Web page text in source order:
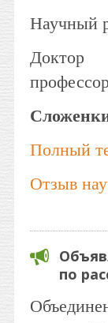
Научный
Доктор
Полный
Отзыв
по